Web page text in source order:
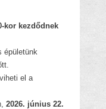
kor kezdődnek
épületünk
el a
2026. június 22.